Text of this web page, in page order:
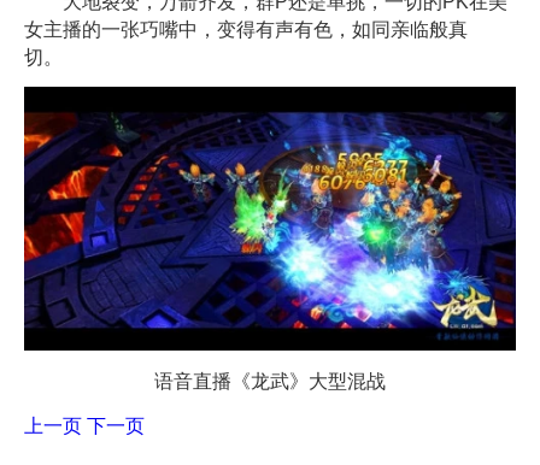
女主播的一张巧嘴中，变得有声有色，如同亲临般真
切。
语音直播《龙武》大型混战
上一页 下一页